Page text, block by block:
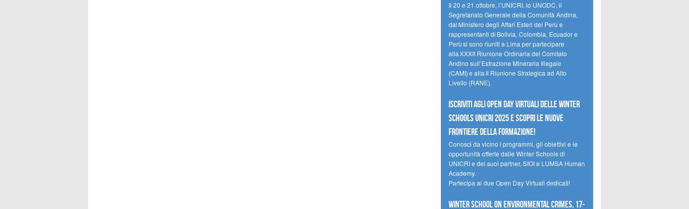
Il 20 e 21 ottobre, l’UNICRI, lo UNODC, il
Segretariato Generale della Comunità Andina,
dal Ministero degli Affari Esteri del Perù e
rappresentanti di Bolivia, Colombia, Ecuador e
Perù si sono riuniti a Lima per partecipare
alla XXXII Riunione Ordinaria del Comitato
Andino sull’Estrazione Mineraria Illegale
(CAMI) e alla II Riunione Strategica ad Alto
Livello (RANE).
Iscriviti agli Open Day Virtuali delle Winter
Schools UNICRI 2025 e scopri le nuove
frontiere della formazione!
Conosci da vicino i programmi, gli obiettivi e le
opportunità offerte dalle Winter Schools di
UNICRI e dei suoi partner, SIOI e LUMSA Human
Academy.
Partecipa ai due Open Day Virtuali dedicati!
Winter School on Environmental Crimes, 17-